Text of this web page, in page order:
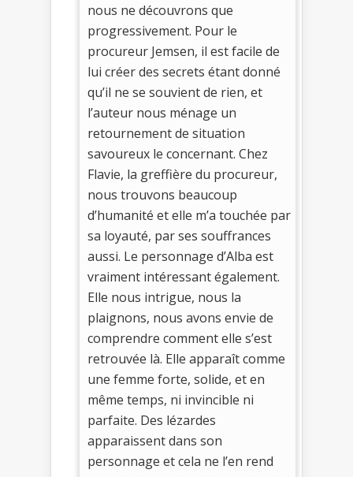
nous ne découvrons que
progressivement. Pour le
procureur Jemsen, il est facile de
lui créer des secrets étant donné
qu’il ne se souvient de rien, et
l’auteur nous ménage un
retournement de situation
savoureux le concernant. Chez
Flavie, la greffière du procureur,
nous trouvons beaucoup
d’humanité et elle m’a touchée par
sa loyauté, par ses souffrances
aussi. Le personnage d’Alba est
vraiment intéressant également.
Elle nous intrigue, nous la
plaignons, nous avons envie de
comprendre comment elle s’est
retrouvée là. Elle apparaît comme
une femme forte, solide, et en
même temps, ni invincible ni
parfaite. Des lézardes
apparaissent dans son
personnage et cela ne l’en rend